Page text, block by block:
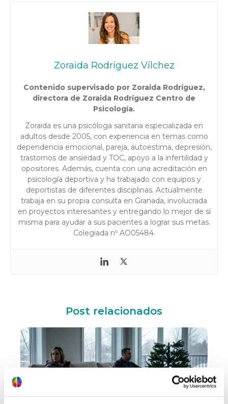
Zoraida Rodríguez Vílchez
Contenido supervisado por Zoraida Rodríguez,
directora de Zoraida Rodríguez Centro de
Psicología.
Zoraida es una psicóloga sanitaria especializada en
adultos desde 2005, con experiencia en temas como
dependencia emocional, pareja, autoestima, depresión,
trastornos de ansiedad y TOC, apoyo a la infertilidad y
opositores. Además, cuenta con una acreditación en
psicología deportiva y ha trabajado con equipos y
deportistas de diferentes disciplinas. Actualmente
trabaja en su propia consulta en Granada, involucrada
en proyectos interesantes y entregando lo mejor de sí
misma para ayudar a sus pacientes a lograr sus metas.
Colegiada nº AO05484.
Post relacionados